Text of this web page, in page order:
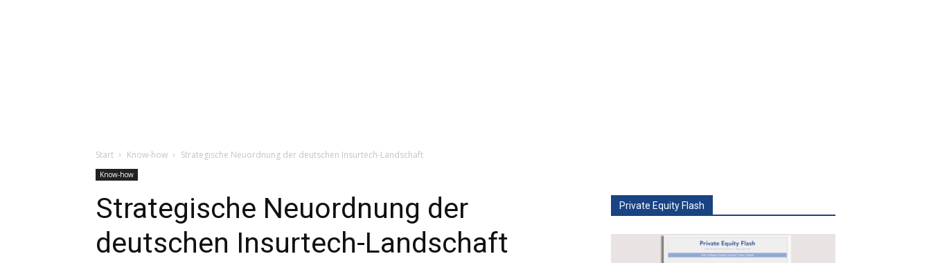
Start Know-how Strategische Neuordnung der deutschen Insurtech-Landschaft
Know-how
Strategische Neuordnung der
deutschen Insurtech-Landschaft
Private Equity Flash